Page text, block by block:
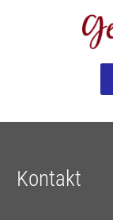
Kontakt